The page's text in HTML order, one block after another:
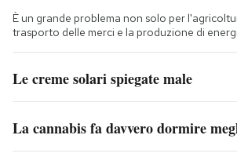
È un grande problema non solo per
trasporto delle merci e la produzione di
Le creme solari spiegate male
La cannabis fa davvero dormire